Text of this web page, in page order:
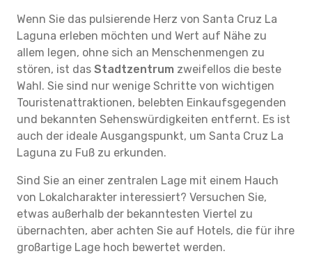
Wenn Sie das pulsierende Herz von Santa Cruz La
Laguna erleben möchten und Wert auf Nähe zu
allem legen, ohne sich an Menschenmengen zu
stören, ist das Stadtzentrum zweifellos die beste
Wahl. Sie sind nur wenige Schritte von wichtigen
Touristenattraktionen, belebten Einkaufsgegenden
und bekannten Sehenswürdigkeiten entfernt. Es ist
auch der ideale Ausgangspunkt, um Santa Cruz La
Laguna zu Fuß zu erkunden.
Sind Sie an einer zentralen Lage mit einem Hauch
von Lokalcharakter interessiert? Versuchen Sie,
etwas außerhalb der bekanntesten Viertel zu
übernachten, aber achten Sie auf Hotels, die für ihre
großartige Lage hoch bewertet werden.